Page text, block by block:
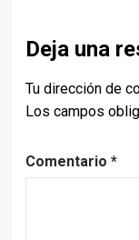
Deja una
Tu dirección de
Los campos
Comentario *